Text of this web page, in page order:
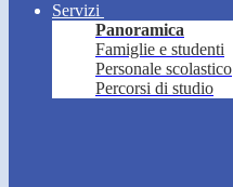
Servizi
Panoramica
Famiglie e studenti
Personale scolastico
Percorsi di studio